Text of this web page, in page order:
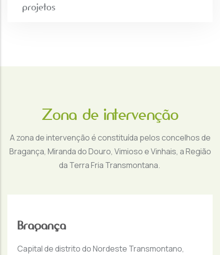
projetos
Zona de intervenção
A zona de intervenção é constituída pelos concelhos de
Bragança, Miranda do Douro, Vimioso e Vinhais, a Região
da Terra Fria Transmontana.
Bragança
Capital de distrito do Nordeste Transmontano,